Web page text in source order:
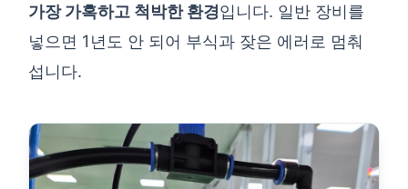
가장 가혹하고 척박한 환경입니다. 일반 장비를
넣으면 1년도 안 되어 부식과 잦은 에러로 멈춰
섭니다.